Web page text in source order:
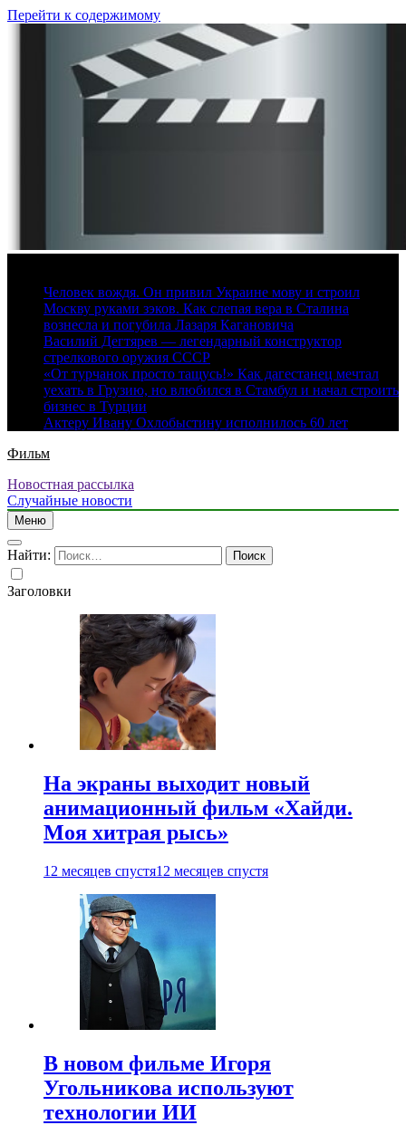
Перейти к содержимому
Человек вождя. Он привил Украине мову и строил
Москву руками зэков. Как слепая вера в Сталина
вознесла и погубила Лазаря Кагановича
Василий Дегтярев — легендарный конструктор
стрелкового оружия СССР
«От турчанок просто тащусь!» Как дагестанец мечтал
уехать в Грузию, но влюбился в Стамбул и начал строить
бизнес в Турции
Актеру Ивану Охлобыстину исполнилось 60 лет
Фильм
Новостная рассылка
Случайные новости
Меню
Найти:
Заголовки
На экраны выходит новый
анимационный фильм «Хайди.
Моя хитрая рысь»
12 месяцев спустя12 месяцев спустя
В новом фильме Игоря
Угольникова используют
технологии ИИ